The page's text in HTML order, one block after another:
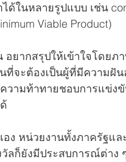
ด้ในหลายรูปแบบ เช่น
Viable Product)
อยากสรุปให้เข้าใจโดย
ที่จะต้องเป็นผู้ที่มีความฝั
วามท้าทายชอบการแข่ง
อง หน่วยงานทั้งภาครัฐ
วัลก็ยังมีประสบการณ์ต่า